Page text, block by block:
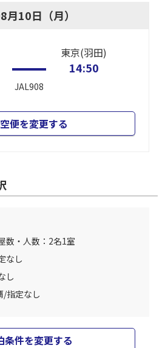
10日（月）
JAL908
東京(羽田)
14:50
便を変更する
数・人数：2名1室
なし
し
/指定なし
条件を変更する